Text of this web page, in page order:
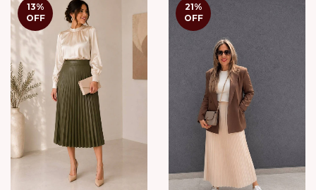
13%
OFF
21%
OFF